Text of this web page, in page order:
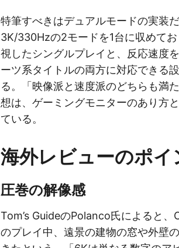
特筆すべきはデュアルモードの実装
3K/330Hzの2モードを1台に収めて
視したシングルプレイと、反応速度
ーツ系タイトルの両方に対応できる
る。「映像派と速度派のどちらも満
想は、ゲーミングモニターのあり方
ている。
海外レビューのポイ
圧巻の解像感
Tom’s GuideのPolanco氏によると
のプレイ中、遠景の建物の窓や外壁